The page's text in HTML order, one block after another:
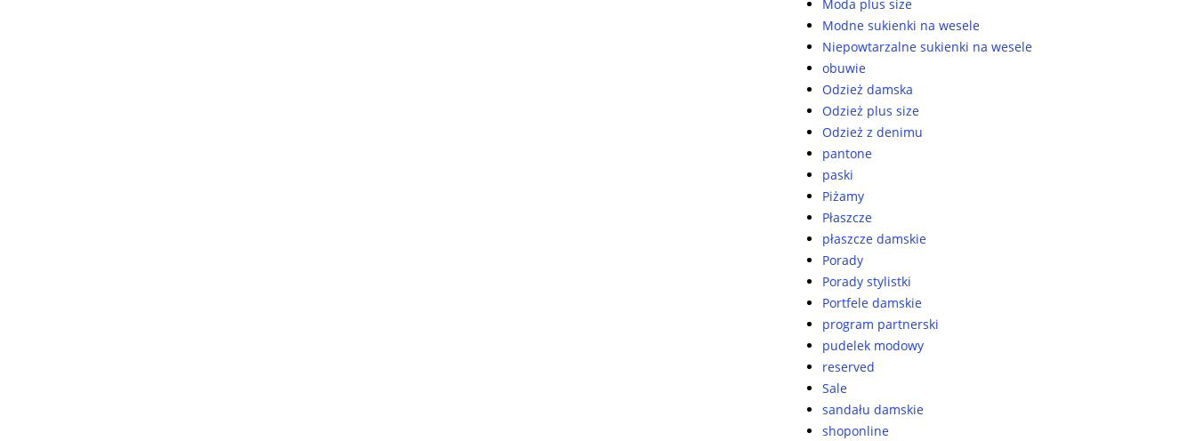
Moda plus size
Modne sukienki na wesele
Niepowtarzalne sukienki na wesele
obuwie
Odzież damska
Odzież plus size
Odzież z denimu
pantone
paski
Piżamy
Płaszcze
płaszcze damskie
Porady
Porady stylistki
Portfele damskie
program partnerski
pudelek modowy
reserved
Sale
sandału damskie
shoponline